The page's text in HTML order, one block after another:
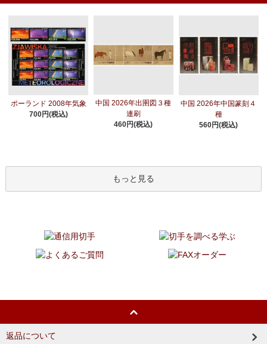
ポーランド 2008年気象
700円(税込)
中国 2026年出圉図３種
連刷
460円(税込)
中国 2026年中国篆刻４
種
560円(税込)
もっと見る
返品について